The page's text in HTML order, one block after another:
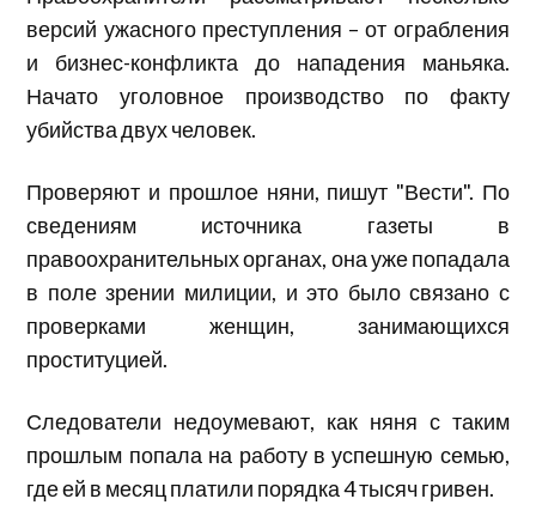
версий ужасного преступления – от ограбления
и бизнес-конфликта до нападения маньяка.
Начато уголовное производство по факту
убийства двух человек.
Проверяют и прошлое няни, пишут "Вести". По
сведениям источника газеты в
правоохранительных органах, она уже попадала
в поле зрении милиции, и это было связано с
проверками женщин, занимающихся
проституцией.
Следователи недоумевают, как няня с таким
прошлым попала на работу в успешную семью,
где ей в месяц платили порядка 4 тысяч гривен.